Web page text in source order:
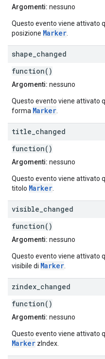
Argomenti: nessuno
Questo evento viene attivato
posizione Marker.
shape changed
function()
Argomenti: nessuno
Questo evento viene attivato
forma Marker.
title changed
function()
Argomenti: nessuno
Questo evento viene attivato
titolo Marker.
visible changed
function()
Argomenti: nessuno
Questo evento viene attivato
visibile di Marker.
zindex changed
function()
Argomenti: nessuno
Questo evento viene attivato
Marker zIndex.